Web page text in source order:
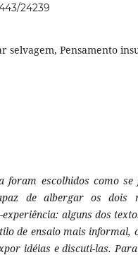
24239
selvagem, Pensamento
foram escolhidos como
de albergar os dois
alguns dos
de ensaio mais informal,
idéias e discuti-las.